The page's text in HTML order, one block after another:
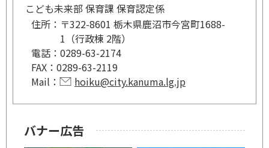
こども未来部 保育課 保育認定係
住所： 〒322-8601 栃木県鹿沼市今宮町1688-
1（行政棟 2階）
電話： 0289-63-2174
FAX： 0289-63-2119
Mail：
hoiku@city.kanuma.lg.jp
バナー広告